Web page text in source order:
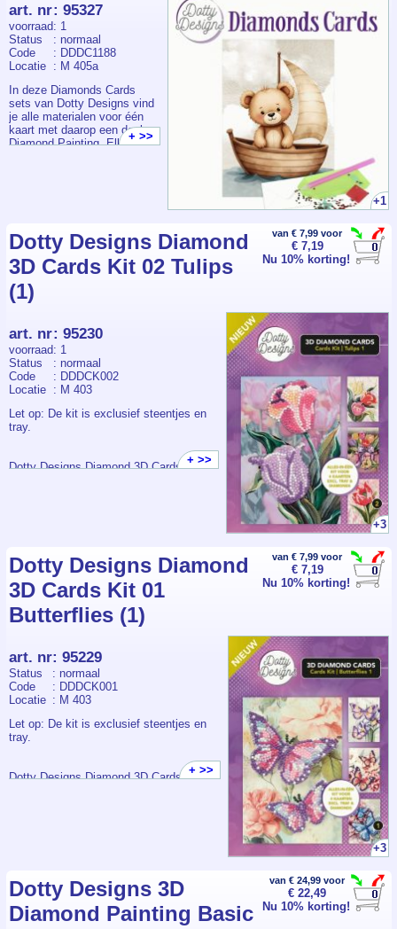
+1
art. nr: 95327
voorraad: 1
Status
: normaal
Code
: DDDC1188
Locatie : M 405a
In deze Diamonds Cards
sets van Dotty Designs vind
je alle materialen voor één
kaart met daarop een deel
Diamond Painting. Elk
+ >>
van € 7,99 voor
€ 7,19
Nu 10% korting!
Dotty Designs Diamond
3D Cards Kit 02 Tulips
(1)
+3
art. nr: 95230
voorraad: 1
Status
: normaal
Code
: DDDCK002
Locatie : M 403
Let op: De kit is exclusief steentjes en
tray.
Dotty Designs Diamond 3D Cards Kit 02
+ >>
van € 7,99 voor
€ 7,19
Nu 10% korting!
Dotty Designs Diamond
3D Cards Kit 01
Butterflies (1)
+3
art. nr: 95229
Status
: normaal
Code
: DDDCK001
Locatie : M 403
Let op: De kit is exclusief steentjes en
tray.
Dotty Designs Diamond 3D Cards Kit 01
Dotty Designs Diamond 3D Cards Kit 01
Butterflies! Deze prachtige kit laat je vier
betoverende kaarten maken met een
sprankelende 3D-vlinderontwerp dat
+ >>
van € 24,99 voor
€ 22,49
Nu 10% korting!
Dotty Designs 3D
Diamond Painting Basic